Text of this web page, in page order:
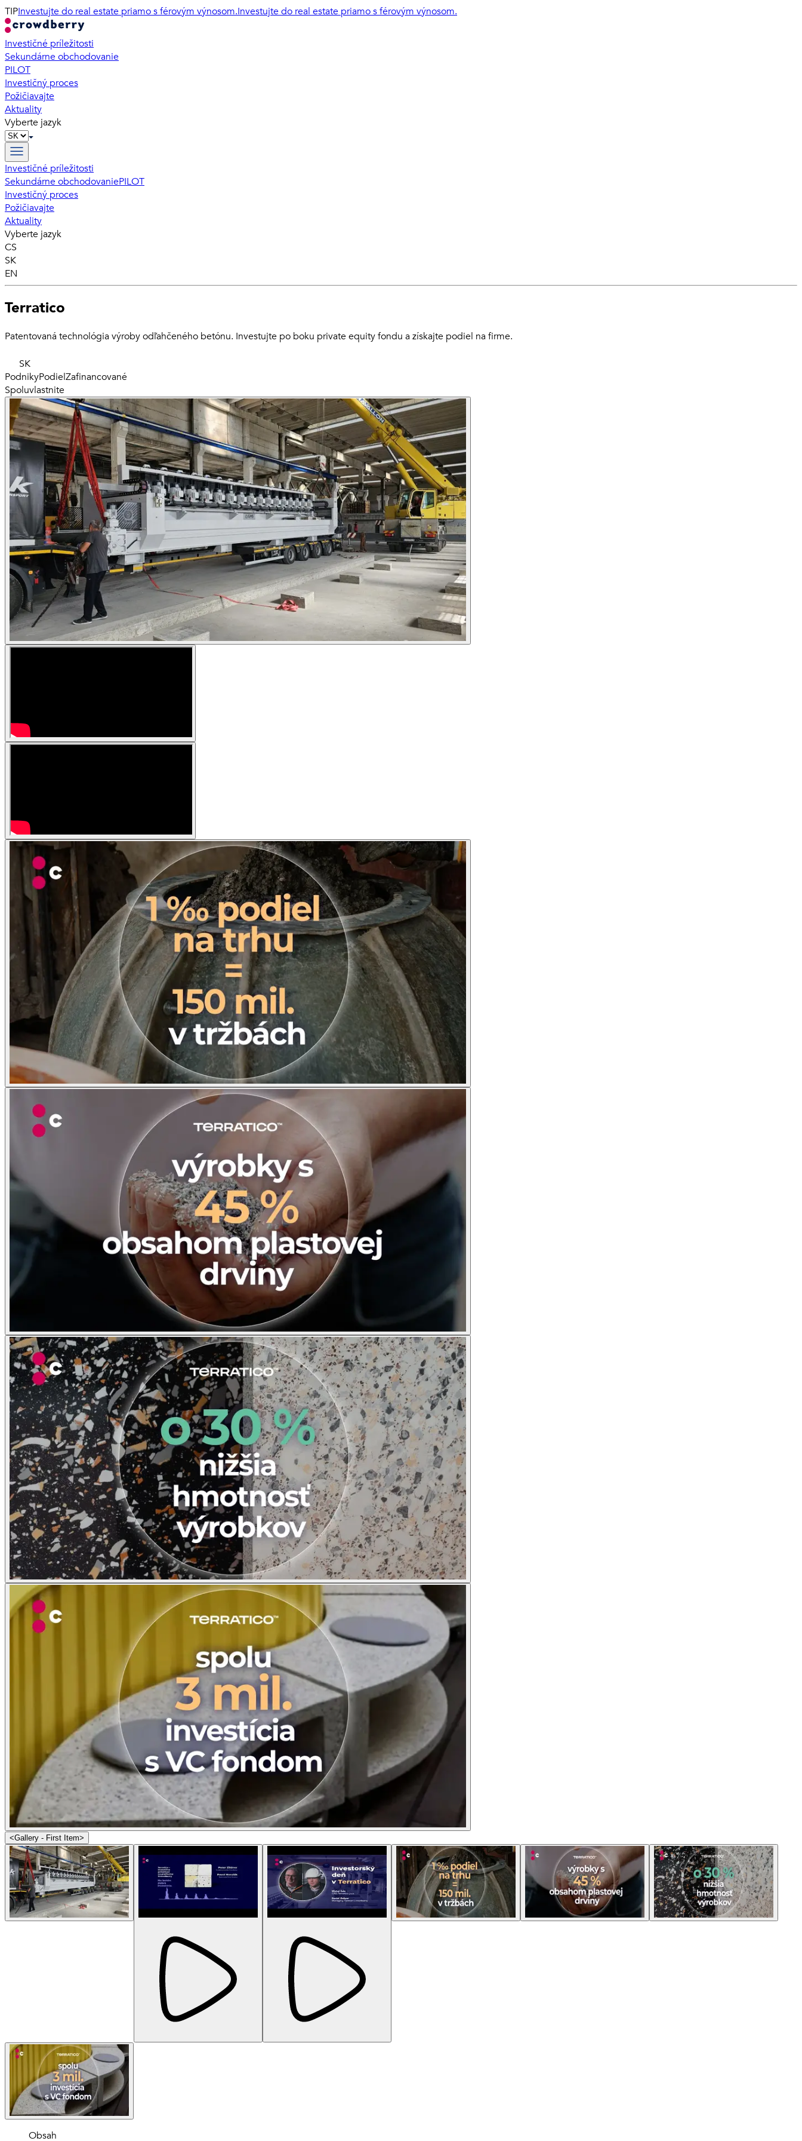
TIPInvestujte do real estate priamo s férovým výnosom.Investujte do real estate priamo s férovým výnosom.
Investičné príležitosti
Sekundárne obchodovanie
PILOT
Investičný proces
Požičiavajte
Aktuality
Vyberte jazyk
Investičné príležitosti
Sekundárne obchodovaniePILOT
Investičný proces
Požičiavajte
Aktuality
Vyberte jazyk
CS
SK
EN
Terratico
Patentovaná technológia výroby odľahčeného betónu. Investujte po boku private equity fondu a získajte podiel na firme.
SK
PodnikyPodielZafinancované
Spoluvlastnite
<Gallery - First Item>
Obsah